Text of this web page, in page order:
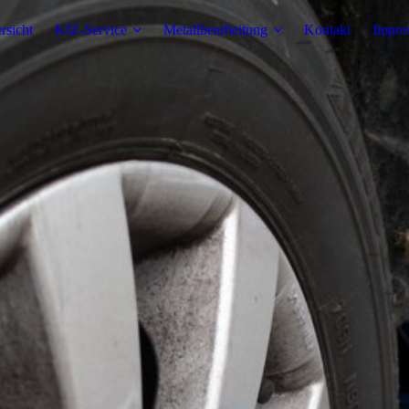
KfZ-Service Metallbearbeitung Kontakt